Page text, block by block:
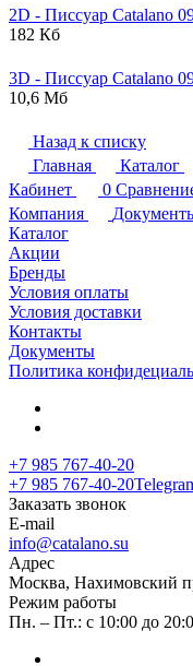
2D - Писсуар Catalano
182 Кб
3D - Писсуар Catalano
10,6 Мб
Назад к списку
Главная
Каталог
Кабинет
0
Компания
Каталог
Акции
Бренды
Условия оплаты
Условия доставки
Контакты
Документы
Политика
+7 985 767-40-20
+7 985 767-40-20
Заказать звонок
E-mail
info@catalano.su
Адрес
Москва, Нахимовский
Режим работы
Пн. – Пт.: с 10:00 до